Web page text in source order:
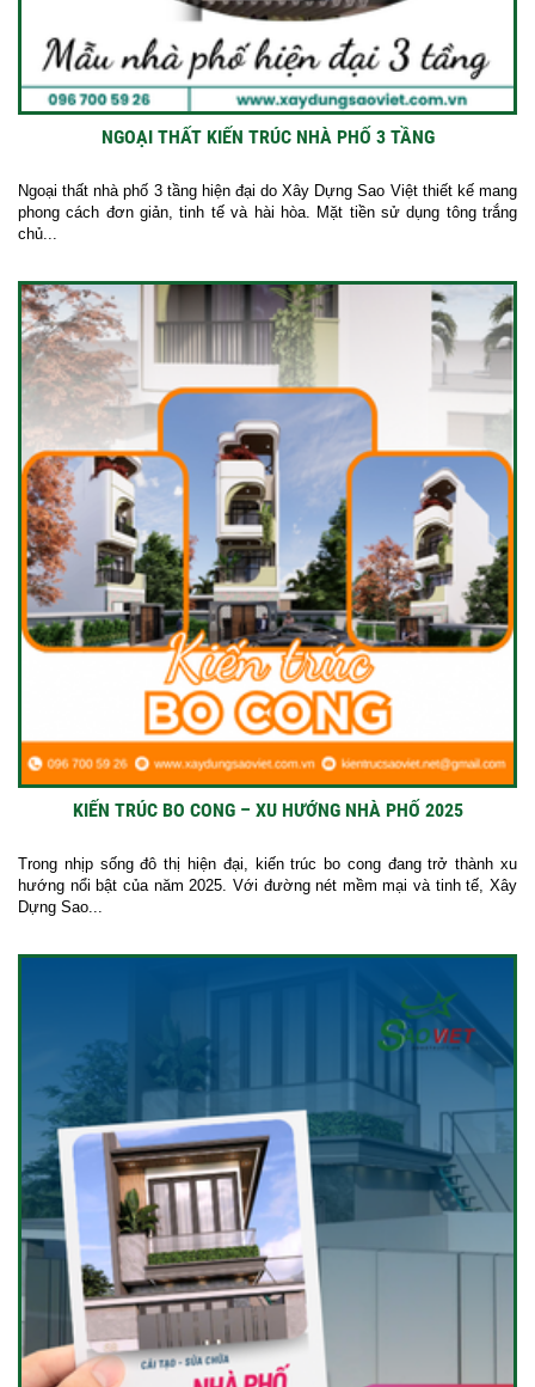
NGOẠI THẤT KIẾN TRÚC NHÀ PHỐ 3 TẦNG
Ngoại thất nhà phố 3 tầng hiện đại do Xây Dựng Sao Việt thiết kế mang
phong cách đơn giản, tinh tế và hài hòa. Mặt tiền sử dụng tông trắng
chủ...
KIẾN TRÚC BO CONG – XU HƯỚNG NHÀ PHỐ 2025
Trong nhịp sống đô thị hiện đại, kiến trúc bo cong đang trở thành xu
hướng nổi bật của năm 2025. Với đường nét mềm mại và tinh tế, Xây
Dựng Sao...